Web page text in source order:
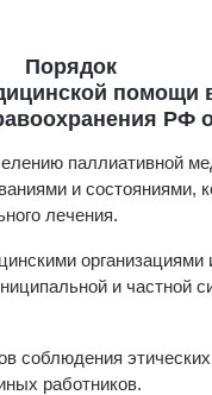
Порядок
помощи
РФ
паллиативной
и состояниями,
лечения.
и частной
работников.